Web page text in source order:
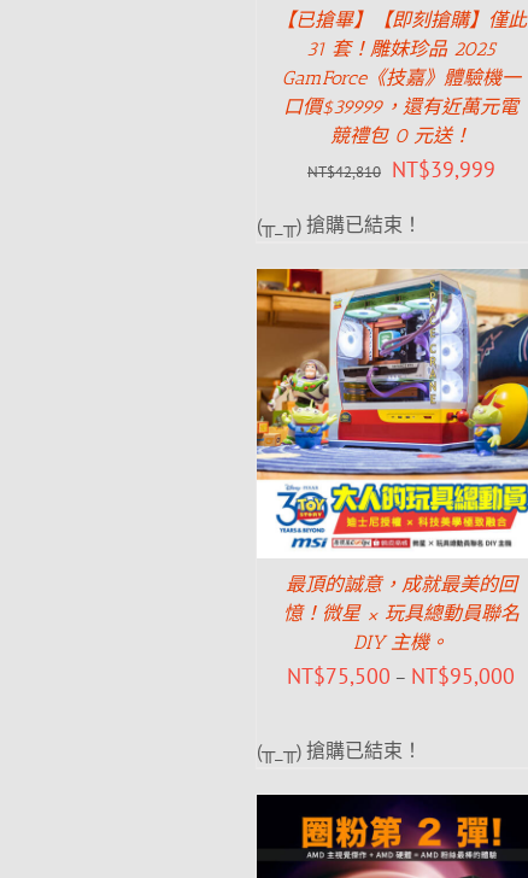
【已搶畢】【即刻搶購】僅此
31 套！雕妹珍品 2025
GamForce《技嘉》體驗機一
口價$39999，還有近萬元電
競禮包 0 元送！
NT$42,810 NT$39,999
(╥_╥) 搶購已結束！
最頂的誠意，成就最美的回
憶！微星 × 玩具總動員聯名
DIY 主機。
NT$75,500 – NT$95,000
(╥_╥) 搶購已結束！